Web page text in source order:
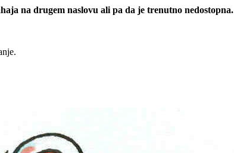
na drugem naslovu ali pa da je trenutno nedostopna.